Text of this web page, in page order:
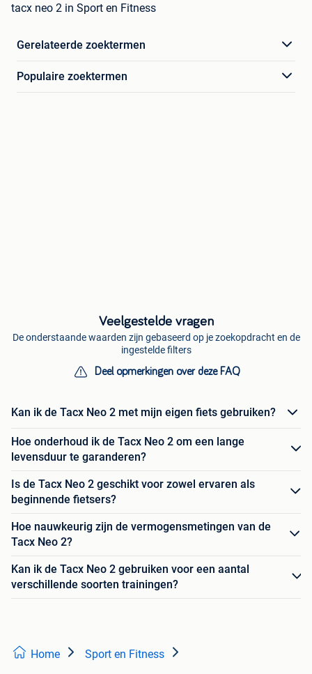
tacx neo 2 in Sport en Fitness
Gerelateerde zoektermen
Populaire zoektermen
Veelgestelde vragen
De onderstaande waarden zijn gebaseerd op je zoekopdracht en de
ingestelde filters
Deel opmerkingen over deze FAQ
Kan ik de Tacx Neo 2 met mijn eigen fiets gebruiken?
Hoe onderhoud ik de Tacx Neo 2 om een lange
levensduur te garanderen?
Is de Tacx Neo 2 geschikt voor zowel ervaren als
beginnende fietsers?
Hoe nauwkeurig zijn de vermogensmetingen van de
Tacx Neo 2?
Kan ik de Tacx Neo 2 gebruiken voor een aantal
verschillende soorten trainingen?
Home Sport en Fitness